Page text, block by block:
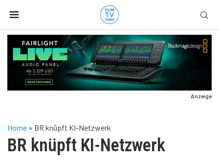
Anzeige
Home » BR knüpft KI-Netzwerk
BR knüpft KI-Netzwerk